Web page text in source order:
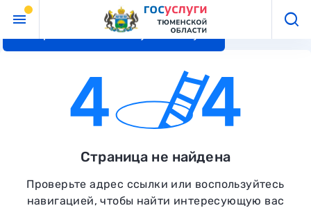
Перейти к основному контенту
Страница не найдена
Проверьте адрес ссылки или воспользуйтесь
навигацией, чтобы найти интересующую вас